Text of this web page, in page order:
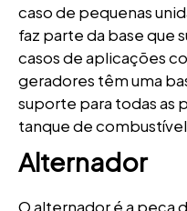
caso de pequenas
faz parte da base que
casos de aplicações
geradores têm uma
suporte para todas as
tanque de
Alternador
O alternador é a peça